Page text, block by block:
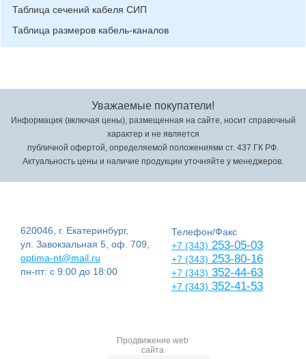
Таблица сечений кабеля СИП
Таблица размеров кабель-каналов
Уважаемые покупатели!
Информация (включая цены), размещенная на сайте, носит справочный
характер и не является
публичной офертой, определяемой положениями ст. 437 ГК РФ.
Актуальность цены и наличие продукции уточняйте у менеджеров.
620046, г. Екатеринбург,
ул. Завокзальная 5, оф. 709,
optima-nt@mail.ru
пн-пт: с 9:00 до 18:00
Телефон/Факс
+7 (343) 253-05-03
+7 (343) 253-80-16
+7 (343) 352-44-63
+7 (343) 352-41-53
Продвижение web
сайта